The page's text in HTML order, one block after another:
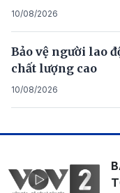
10/08/2026
Bảo vệ người lao
chất lượng cao
10/08/2026